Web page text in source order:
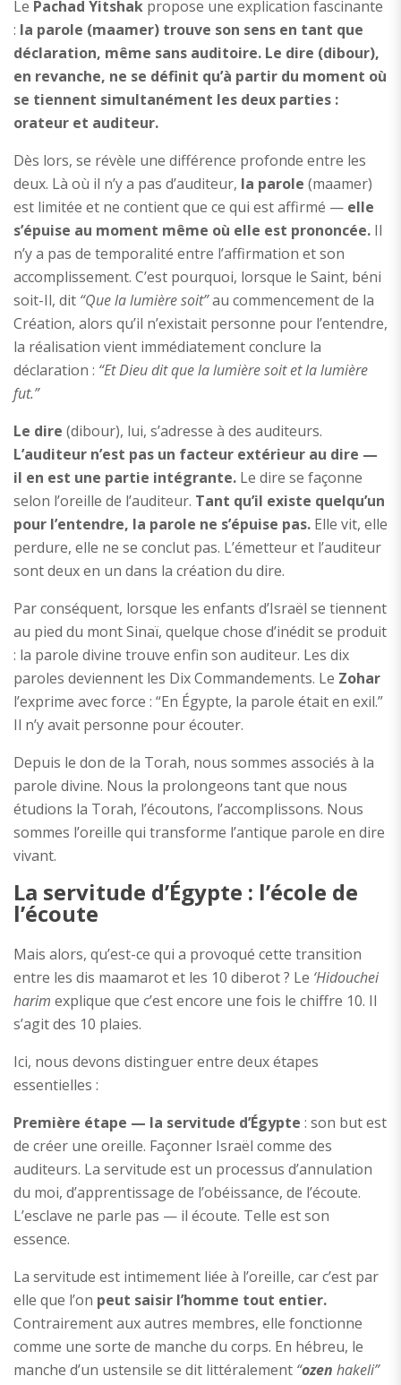
Le Pachad Yitshak propose une explication fascinante
: la parole (maamer) trouve son sens en tant que
déclaration, même sans auditoire. Le dire (dibour),
en revanche, ne se définit qu’à partir du moment où
se tiennent simultanément les deux parties :
orateur et auditeur.
Dès lors, se révèle une différence profonde entre les
deux. Là où il n’y a pas d’auditeur, la parole (maamer)
est limitée et ne contient que ce qui est affirmé — elle
s’épuise au moment même où elle est prononcée. Il
n’y a pas de temporalité entre l’affirmation et son
accomplissement. C’est pourquoi, lorsque le Saint, béni
soit-Il, dit “Que la lumière soit”au commencement de la
Création, alors qu’il n’existait personne pour l’entendre,
la réalisation vient immédiatement conclure la
déclaration : “Et Dieu dit que la lumière soit et la lumière
fut.”
Le dire (dibour), lui, s’adresse à des auditeurs.
L’auditeur n’est pas un facteur extérieur au dire —
il en est une partie intégrante. Le dire se façonne
selon l’oreille de l’auditeur. Tant qu’il existe quelqu’un
pour l’entendre, la parole ne s’épuise pas. Elle vit, elle
perdure, elle ne se conclut pas. L’émetteur et l’auditeur
sont deux en un dans la création du dire.
Par conséquent, lorsque les enfants d’Israël se tiennent
au pied du mont Sinaï, quelque chose d’inédit se produit
: la parole divine trouve enfin son auditeur. Les dix
paroles deviennent les Dix Commandements. Le Zohar
l’exprime avec force : “En Égypte, la parole était en exil.”
Il n’y avait personne pour écouter.
Depuis le don de la Torah, nous sommes associés à la
parole divine. Nous la prolongeons tant que nous
étudions la Torah, l’écoutons, l’accomplissons. Nous
sommes l’oreille qui transforme l’antique parole en dire
vivant.
La servitude d’Égypte : l’école de
l’écoute
Mais alors, qu’est-ce qui a provoqué cette transition
entre les dis maamarot et les 10 diberot ? Le ‘Hidouchei
harim explique que c’est encore une fois le chiffre 10. Il
s’agit des 10 plaies.
Ici, nous devons distinguer entre deux étapes
essentielles :
Première étape — la servitude d’Égypte : son but est
de créer une oreille. Façonner Israël comme des
auditeurs. La servitude est un processus d’annulation
du moi, d’apprentissage de l’obéissance, de l’écoute.
L’esclave ne parle pas — il écoute. Telle est son
essence.
La servitude est intimement liée à l’oreille, car c’est par
elle que l’on peut saisir l’homme tout entier.
Contrairement aux autres membres, elle fonctionne
comme une sorte de manche du corps. En hébreu, le
manche d’un ustensile se dit littéralement “ozen hakeli”